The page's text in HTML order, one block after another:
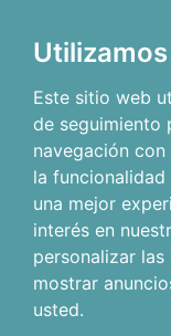
Este sitio web
de seguimiento
navegación
la
una mejor
interés en
personalizar
mostrar
usted.